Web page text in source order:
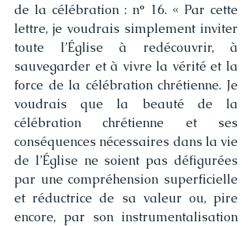
de la célébration : n° 16. « Par cette
lettre, je voudrais simplement inviter
toute l’Église à redécouvrir, à
sauvegarder et à vivre la vérité et la
force de la célébration chrétienne. Je
voudrais que la beauté de la
célébration chrétienne et ses
conséquences nécessaires dans la vie
de l’Église ne soient pas défigurées
par une compréhension superficielle
et réductrice de sa valeur ou, pire
encore, par son instrumentalisation